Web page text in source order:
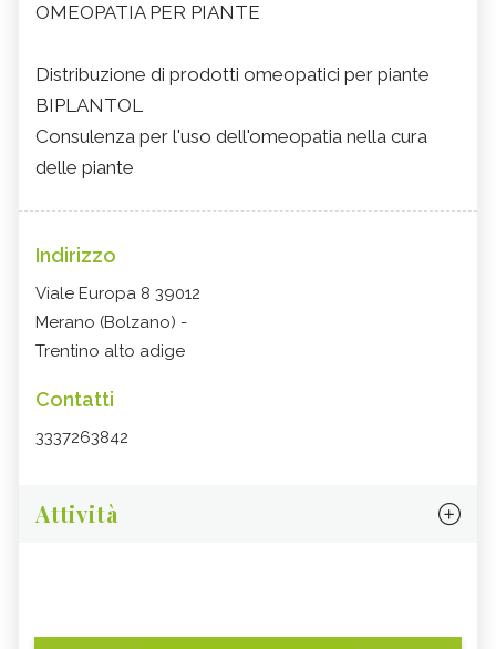
OMEOPATIA PER PIANTE
Distribuzione di prodotti omeopatici per piante
BIPLANTOL
Consulenza per l'uso dell'omeopatia nella cura
delle piante
Indirizzo
Viale Europa 8 39012
Merano (Bolzano) -
Trentino alto adige
Contatti
3337263842
Attività